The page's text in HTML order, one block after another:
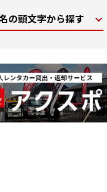
の頭文字から探す